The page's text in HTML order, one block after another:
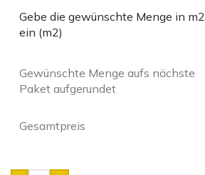
Gebe die gewünschte Menge in m2
ein (m2)
Gewünschte Menge aufs nächste
Paket aufgerundet
Gesamtpreis